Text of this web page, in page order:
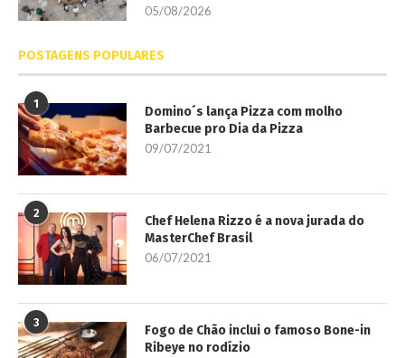
05/08/2026
POSTAGENS POPULARES
1
Domino´s lança Pizza com molho
Barbecue pro Dia da Pizza
09/07/2021
2
Chef Helena Rizzo é a nova jurada do
MasterChef Brasil
06/07/2021
3
Fogo de Chão inclui o famoso Bone-in
Ribeye no rodízio